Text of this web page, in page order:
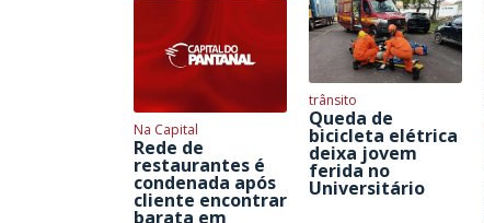
Na Capital
Rede de
restaurantes é
condenada após
cliente encontrar
barata em
trânsito
Queda de
bicicleta elétrica
deixa jovem
ferida no
Universitário